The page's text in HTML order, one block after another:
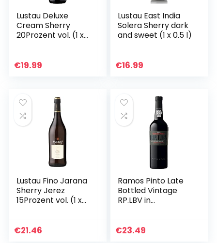
Lustau Deluxe
Cream Sherry
20Prozent vol. (1 x
€19.99
Lustau East India
Solera Sherry dark
and sweet (1 x 0.5 l)
€16.99
Lustau Fino Jarana
Sherry Jerez
15Prozent vol. (1 x
€21.46
Ramos Pinto Late
Bottled Vintage
RP.LBV in
€23.49